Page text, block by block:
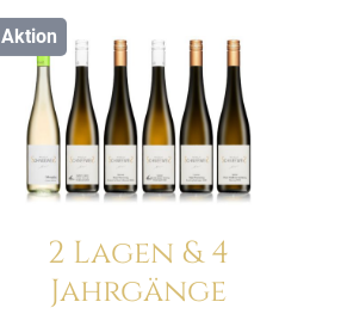
Aktion
2 Lagen & 4
Jahrgänge
Details